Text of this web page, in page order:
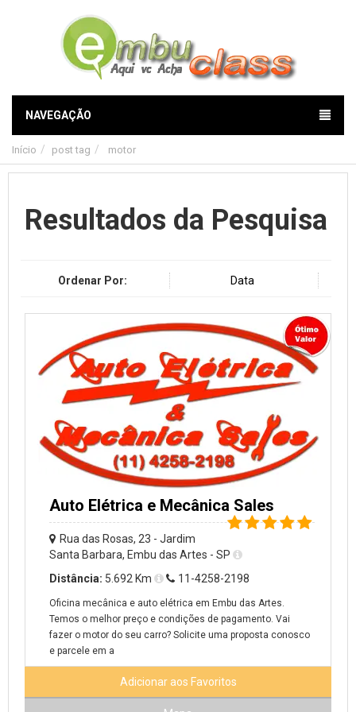
NAVEGAÇÃO
Início post tag motor
Resultados da Pesquisa
Ordenar Por: Data
Auto Elétrica e Mecânica Sales
Rua das Rosas, 23 - Jardim
Santa Barbara, Embu das Artes - SP
Distância: 5.692 Km 11-4258-2198
Oficina mecânica e auto elétrica em Embu das Artes.
Temos o melhor preço e condições de pagamento. Vai
fazer o motor do seu carro? Solicite uma proposta conosco
e parcele em a
Adicionar aos Favoritos